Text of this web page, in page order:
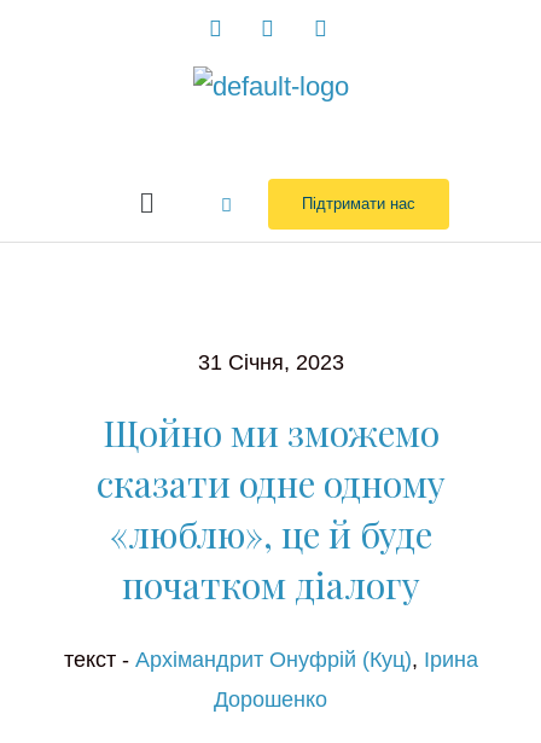
Menu Підтримати нас
31 Січня, 2023
Щойно ми зможемо
сказати одне одному
«люблю», це й буде
початком діалогу
текст - Архімандрит Онуфрій (Куц), Ірина
Дорошенко